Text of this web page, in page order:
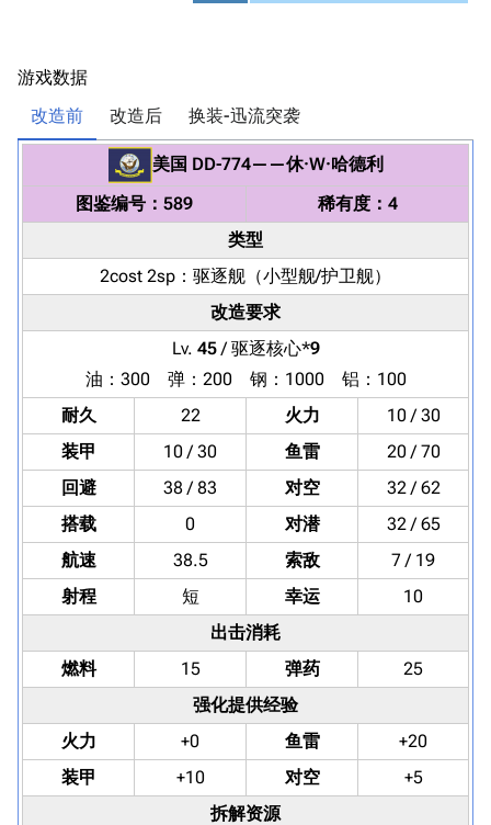
游戏数据
改造前 改造后 换装-迅流突袭
美国 DD-774——休·W·哈德利
图鉴编号：589
稀有度：4
类型
2cost 2sp： 驱逐舰 （小型舰/护卫舰）
改造要求
Lv. 45/ 驱逐核心*9
油：300 弹：200 钢：1000 铝：100
耐久
22 火力
10 / 30
装甲
10 / 30 鱼雷
20 / 70
回避
38 / 83 对空
32 / 62
搭载
0 对潜
32 / 65
航速
38.5 索敌
7 / 19
射程
短 幸运
10
出击消耗
燃料
15 弹药
25
强化提供经验
火力
+0 鱼雷
+20
装甲
+10 对空
+5
拆解资源